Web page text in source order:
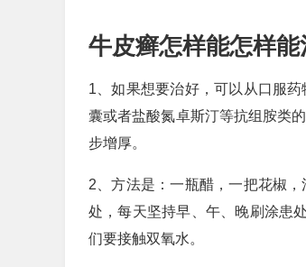
牛皮癣怎样能怎样能
1、如果想要治好，可以从口服
囊或者盐酸氮卓斯汀等抗组胺类
步增厚。
2、方法是：一瓶醋，一把花椒
处，每天坚持早、午、晚刷涂患
们要接触双氧水。